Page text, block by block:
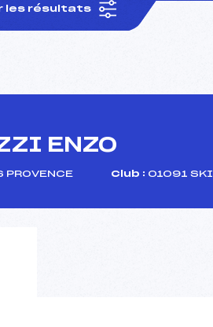
les résultats
ENZO
PROVENCE Club : 01091 SKI